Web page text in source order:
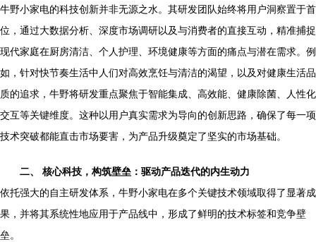
牛野小家电的科技创新并非无源之水。其研发团队始终将用户洞察置于首
位，通过大数据分析、深度市场调研以及与消费者的直接互动，精准捕捉
现代家庭在厨房清洁、个人护理、环境健康等方面的痛点与潜在需求。例
如，针对快节奏生活中人们对高效烹饪与清洁的渴望，以及对健康生活品
质的追求，牛野将研发重点聚焦于智能集成、高效能、健康除菌、人性化
交互等关键维度。这种以用户真实需求为导向的创新思路，确保了每一项
技术突破都能直击市场要害，为产品升级奠定了坚实的市场基础。
二、 核心科技，构筑壁垒：驱动产品迭代的内生动力
依托强大的自主研发体系，牛野小家电在多个关键技术领域取得了显著成
果，并将其系统性地应用于产品线中，形成了鲜明的技术标签和竞争壁
垒。